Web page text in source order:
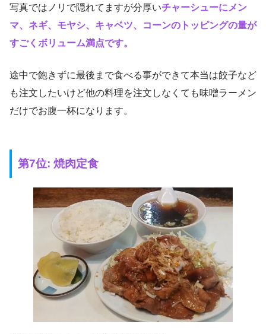
写真ではノリで隠れてますが分厚いチャーシューにメン
マ、ネギ、モヤシ、キャベツ、コーンのトッピングの量が
すごくボリューム満点です。
途中で飽きずに最後まで食べる事ができて本当は餃子など
も注文したいけど他の料理を注文しなくても味噌ラーメン
だけでお腹一杯になります。
第7位: 焼肉定食